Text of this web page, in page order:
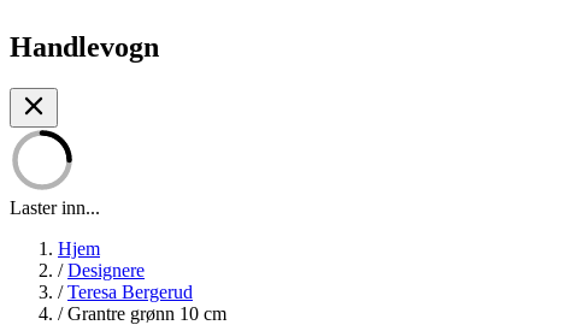
Handlevogn
Laster inn...
Hjem
/ Designere
/ Teresa Bergerud
/ Grantre grønn 10 cm